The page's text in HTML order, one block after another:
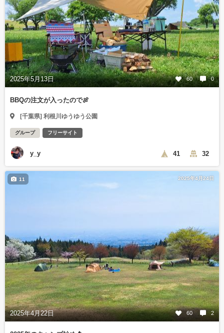
2025年5月13日 60 0
BBQの注文が入ったので🍖
[千葉県] 利根川ゆうゆう公園
グループ フリーサイト
y_y 41 32
2025年4月24日
2025年4月22日 60 2
11